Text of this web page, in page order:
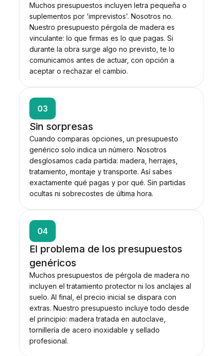
Muchos presupuestos incluyen letra pequeña o
suplementos por ‘imprevistos’. Nosotros no.
Nuestro presupuesto pérgola de madera es
vinculante: lo que firmas es lo que pagas. Si
durante la obra surge algo no previsto, te lo
comunicamos antes de actuar, con opción a
aceptar o rechazar el cambio.
03
Sin sorpresas
Cuando comparas opciones, un presupuesto
genérico solo indica un número. Nosotros
desglosamos cada partida: madera, herrajes,
tratamiento, montaje y transporte. Así sabes
exactamente qué pagas y por qué. Sin partidas
ocultas ni sobrecostes de última hora.
04
El problema de los presupuestos
genéricos
Muchos presupuestos de pérgola de madera no
incluyen el tratamiento protector ni los anclajes al
suelo. Al final, el precio inicial se dispara con
extras. Nuestro presupuesto incluye todo desde
el principio: madera tratada en autoclave,
tornillería de acero inoxidable y sellado
profesional.